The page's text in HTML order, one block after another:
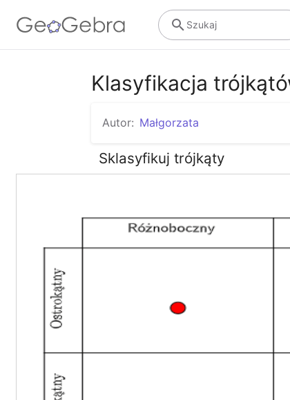
Szukaj
Klasyfikacja
Autor: Małgorzata
Sklasyfikuj trójkąty